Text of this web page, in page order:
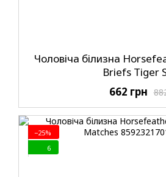
Чоловіча білизна
Briefs Tiger
662 грн
−25%
6